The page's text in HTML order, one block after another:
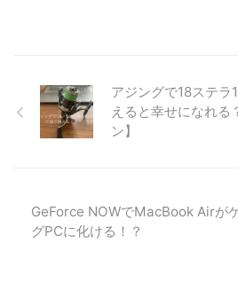
アジングで18ステラ
えると幸せになれる
ン】
GeForce NOWでMacBook Airが
グPCに化ける！？